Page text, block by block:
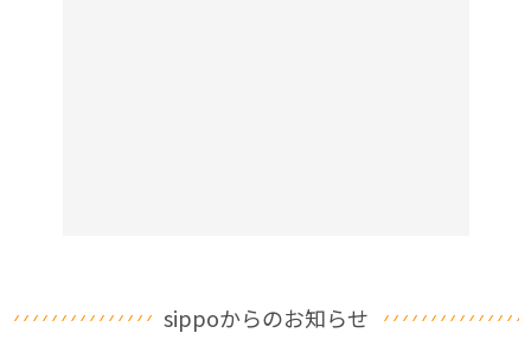
sippoからのお知らせ